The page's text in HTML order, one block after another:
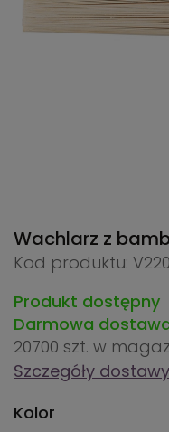
Wachlarz z
Kod produktu:
Produkt dostępny
Darmowa
20700 szt. w
Szczegóły dostawy
Kolor